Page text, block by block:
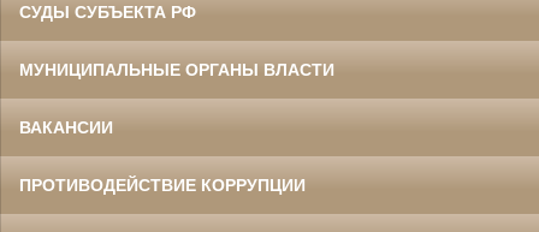
СУДЫ СУБЪЕКТА РФ
МУНИЦИПАЛЬНЫЕ ОРГАНЫ ВЛАСТИ
ВАКАНСИИ
ПРОТИВОДЕЙСТВИЕ КОРРУПЦИИ